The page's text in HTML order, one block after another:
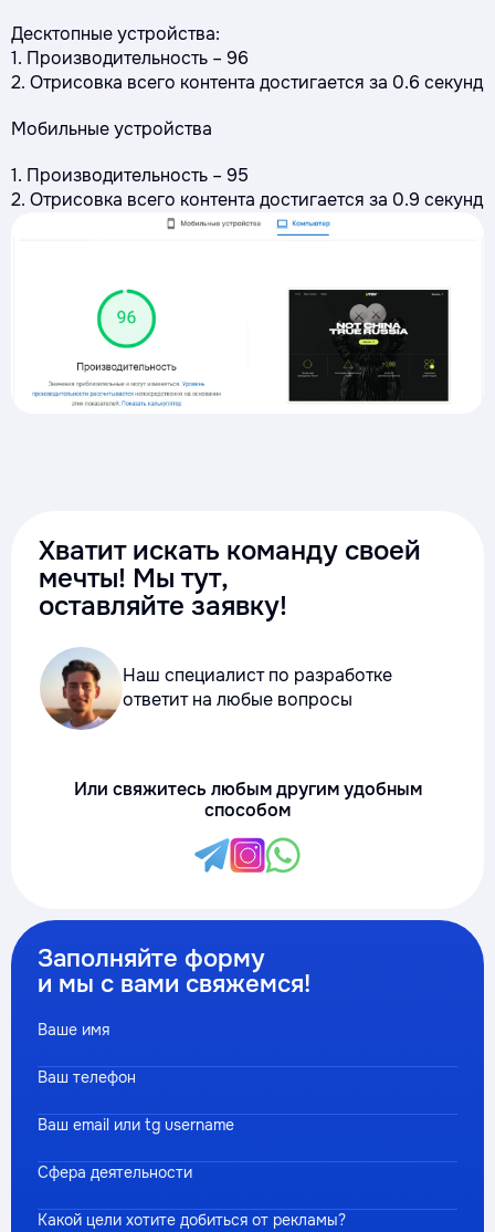
Десктопные устройства:
1. Производительность – 96
2. Отрисовка всего контента достигается за 0.6 секунд
Мобильные устройства
1. Производительность – 95
2. Отрисовка всего контента достигается за 0.9 секунд
Хватит искать команду своей
мечты! Мы тут,
оставляйте заявку!
Наш специалист по разработке
ответит на любые вопросы
Или свяжитесь любым другим удобным
способом
Заполняйте форму
и мы с вами свяжемся!
Ваше имя
Ваш телефон
Ваш email или tg username
Сфера деятельности
Какой цели хотите добиться от рекламы?